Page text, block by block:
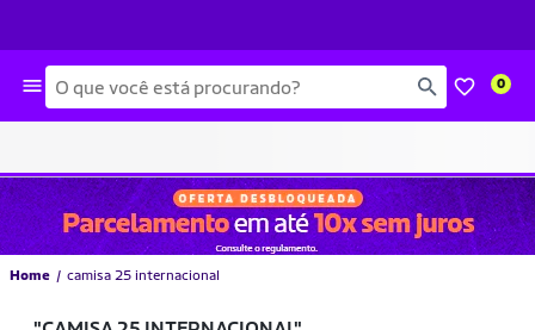
Busca 0
Home camisa 25 internacional